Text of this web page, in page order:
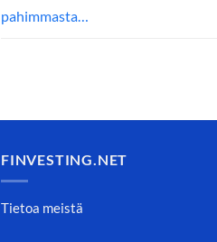
pahimmasta…
FINVESTING.NET
Tietoa meistä